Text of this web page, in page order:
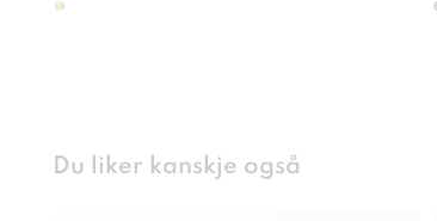
Du liker kanskje også